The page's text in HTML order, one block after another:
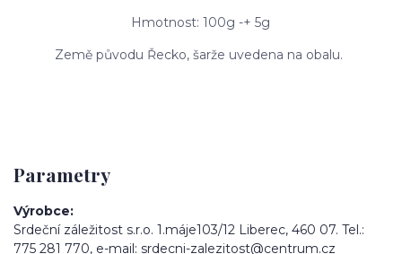
Hmotnost: 100g -+ 5g
Země původu Řecko, šarže uvedena na obalu.
Parametry
Výrobce
Srdeční záležitost s.r.o. 1.máje103/12 Liberec, 460 07. Tel.:
775 281 770, e-mail: srdecni-zalezitost@centrum.cz